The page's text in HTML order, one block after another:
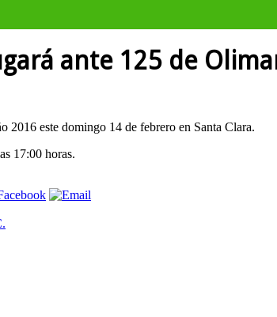
ante 125 de
2016 este domingo 14 de febrero en Santa Clara.
17:00 horas.